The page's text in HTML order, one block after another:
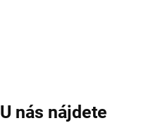
U nás nájdete